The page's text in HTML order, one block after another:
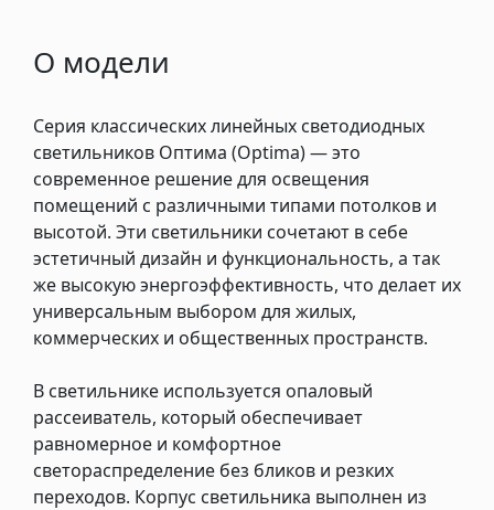
О модели
Серия классических линейных светодиодных
светильников Оптима (Optima) — это
современное решение для освещения
помещений с различными типами потолков и
высотой. Эти светильники сочетают в себе
эстетичный дизайн и функциональность, а так
же высокую энергоэффективность, что делает их
универсальным выбором для жилых,
коммерческих и общественных пространств.
В светильнике используется опаловый
рассеиватель, который обеспечивает
равномерное и комфортное
светораспределение без бликов и резких
переходов. Корпус светильника выполнен из